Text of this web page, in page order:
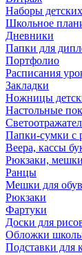
Наборы
Школьное
Дневники
Папки для
Портфолио
Расписания
Закладки
Ножницы
Настольные
Папки-сумки с
Веера, кассы
Рюкзаки,
Ранцы
Мешки для
Рюкзаки
Фартуки
Доски для
Обложки
Подставки для